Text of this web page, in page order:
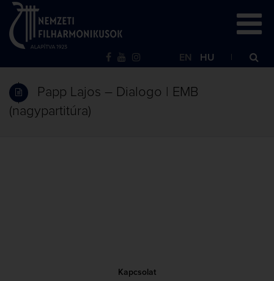
EN HU
Papp Lajos – Dialogo | EMB
(nagypartitúra)
Kapcsolat